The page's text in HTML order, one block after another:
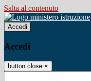
Salta al contenuto
Accedi
Accedi
button close ×